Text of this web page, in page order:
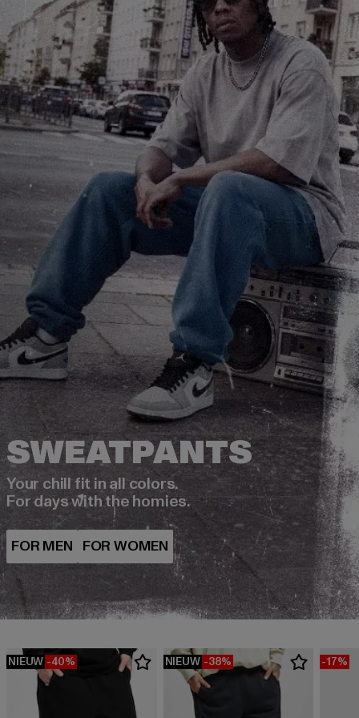
Your chill fit in all colors.
For days with the homies.
NIEUW -40% NIEUW -38% -17%